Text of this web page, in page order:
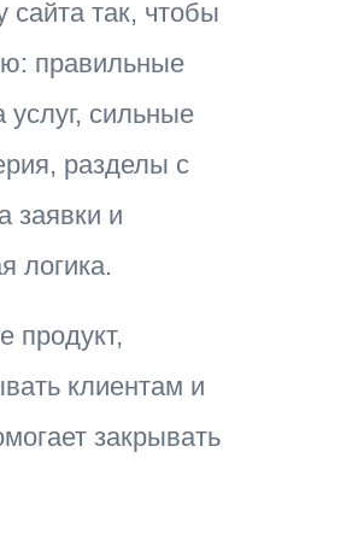
сайта так, чтобы
правильные
сильные
разделы с
заявки и
логика.
продукт,
клиентам и
закрывать